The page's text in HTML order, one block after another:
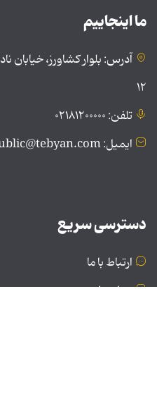
ما اینجاییم
آدرس: بلوار کشاورز،
۱۲
تلفن: ۰۲۱۸۱۲۰۰۰۰۰
ایمیل: public@tebyan.com
دسترسی سریع
ارتباط با ما
درباره ما